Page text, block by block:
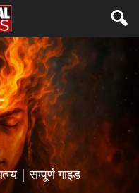
| सम्पूर्ण गाइड